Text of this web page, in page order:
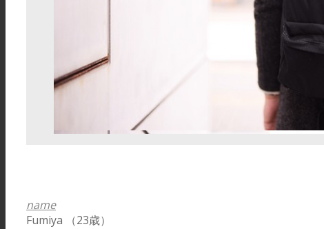
name
Fumiya （23歳）